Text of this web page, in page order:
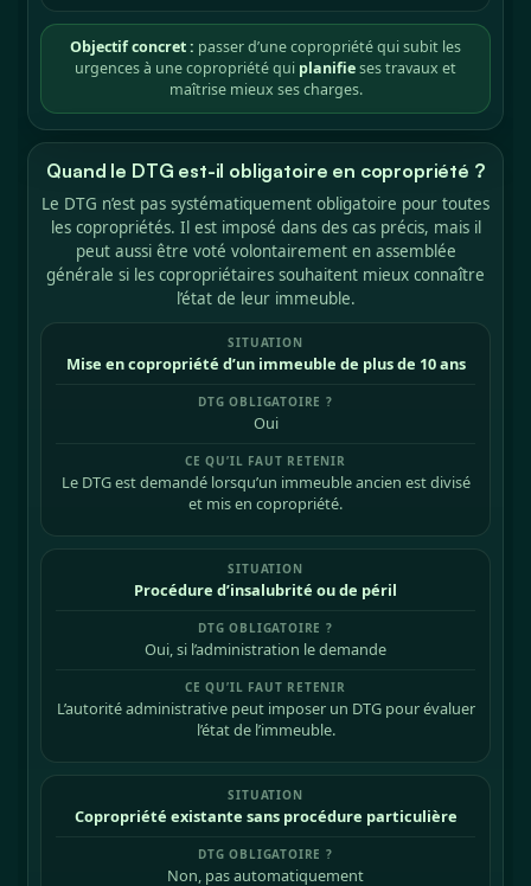
Objectif concret : passer d’une copropriété qui subit les
urgences à une copropriété qui planifieses travaux et
maîtrise mieux ses charges.
Quand le DTG est-il obligatoire en copropriété ?
Le DTG n’est pas systématiquement obligatoire pour toutes
les copropriétés. Il est imposé dans des cas précis, mais il
peut aussi être voté volontairement en assemblée
générale si les copropriétaires souhaitent mieux connaître
l’état de leur immeuble.
Mise en copropriété d’un immeuble de plus de 10 ans
Oui
Le DTG est demandé lorsqu’un immeuble ancien est divisé
et mis en copropriété.
Procédure d’insalubrité ou de péril
Oui, si l’administration le demande
L’autorité administrative peut imposer un DTG pour évaluer
l’état de l’immeuble.
Copropriété existante sans procédure particulière
Non, pas automatiquement